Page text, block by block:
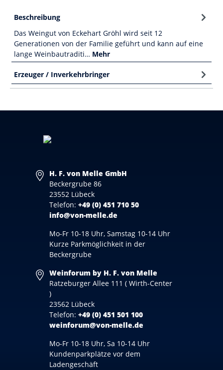
Beschreibung
Das Weingut von Eckehart Gröhl wird seit 12
Generationen von der Familie geführt und kann auf eine
lange Weinbautraditi… Mehr
Erzeuger / Inverkehrbringer
H. F. von Melle GmbH
Beckergrube 86
23552 Lübeck
Telefon: +49 (0) 451 710 50
info@von-melle.de
Mo-Fr 10-18 Uhr, Samstag 10-14 Uhr
Kurze Parkmöglichkeit in der
Beckergrube
Weinforum by H. F. von Melle
Ratzeburger Allee 111 ( Wirth-Center
)
23562 Lübeck
Telefon: +49 (0) 451 501 100
weinforum@von-melle.de
Mo-Fr 10-18 Uhr, Sa 10-14 Uhr
Kundenparkplätze vor dem
Ladengeschäft